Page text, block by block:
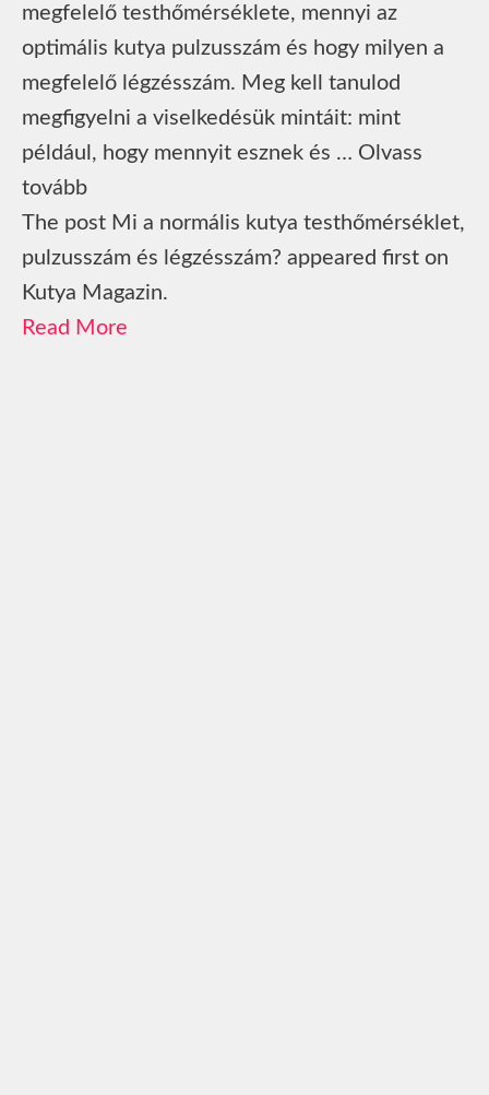
megfelelő testhőmérséklete, mennyi az
optimális kutya pulzusszám és hogy milyen a
megfelelő légzésszám. Meg kell tanulod
megfigyelni a viselkedésük mintáit: mint
például, hogy mennyit esznek és … Olvass
tovább
The post Mi a normális kutya testhőmérséklet,
pulzusszám és légzésszám? appeared first on
Kutya Magazin.
Read More